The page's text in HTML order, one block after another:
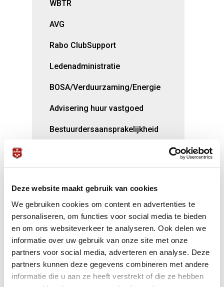
Deze website maakt gebruik van cookies
We gebruiken cookies om content en advertenties te
personaliseren, om functies voor social media te bieden
en om ons websiteverkeer te analyseren. Ook delen we
informatie over uw gebruik van onze site met onze
partners voor social media, adverteren en analyse. Deze
partners kunnen deze gegevens combineren met andere
informatie die u aan ze heeft verstrekt of die ze hebben
WBTR
AVG
Rabo ClubSupport
Ledenadministratie
BOSA/Verduurzaming/Energie
Advisering huur vastgoed
Bestuurdersaansprakelijkheid
Clubloterij
Live streamen door derden
Voorkom fraudemails
Buma Stemra
IVA
RI&E